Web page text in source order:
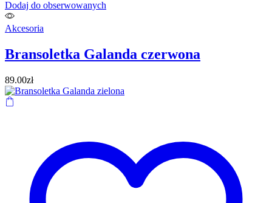
Dodaj do obserwowanych
Akcesoria
Bransoletka Galanda czerwona
89.00zł